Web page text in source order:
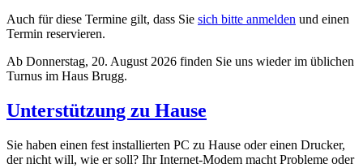
Auch für diese Termine gilt, dass Sie sich bitte anmelden und einen
Termin reservieren.
Ab Donnerstag, 20. August 2026 finden Sie uns wieder im üblichen
Turnus im Haus Brugg.
Unterstützung zu Hause
Sie haben einen fest installierten PC zu Hause oder einen Drucker,
der nicht will, wie er soll? Ihr Internet-Modem macht Probleme oder